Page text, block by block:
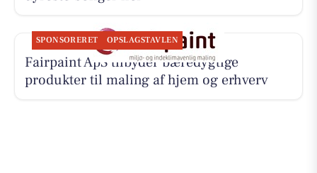
SPONSORERET OPSLAGSTAVLEN
Fairpaint ApS tilbyder bæredygtige
produkter til maling af hjem og erhverv